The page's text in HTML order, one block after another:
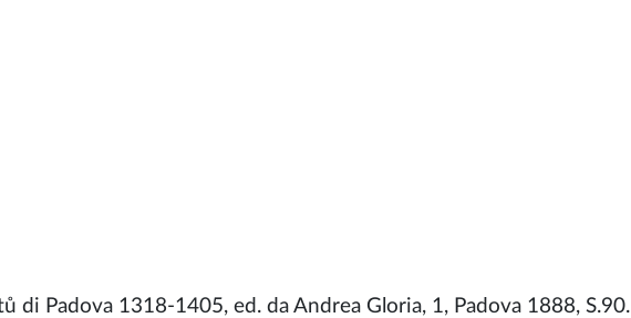
di Padova 1318-1405, ed. da Andrea Gloria, 1, Padova 1888, S.90.